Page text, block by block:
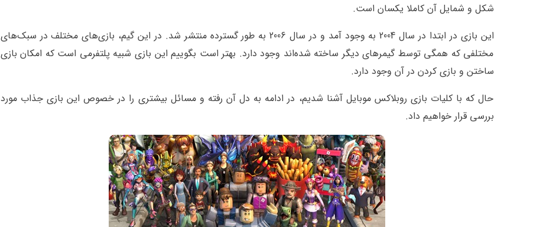
شکل و شمایل آن کاملا یکسان است.
این بازی در ابتدا در سال 2004 به وجود آمد و در سال 2006 به طور گسترده منتشر شد. در این گیم، بازی‌های مختلف در سبک‌های
مختلفی که همگی توسط گیمرهای دیگر ساخته شده‌اند وجود دارد. بهتر است بگوییم این بازی شبیه پلتفرمی است که امکان بازی
ساختن و بازی کردن در آن وجود دارد.
حال که با کلیات بازی روبلاکس موبایل آشنا شدیم، در ادامه به دل آن رفته و مسائل بیشتری را در خصوص این بازی جذاب مورد
بررسی قرار خواهیم داد.